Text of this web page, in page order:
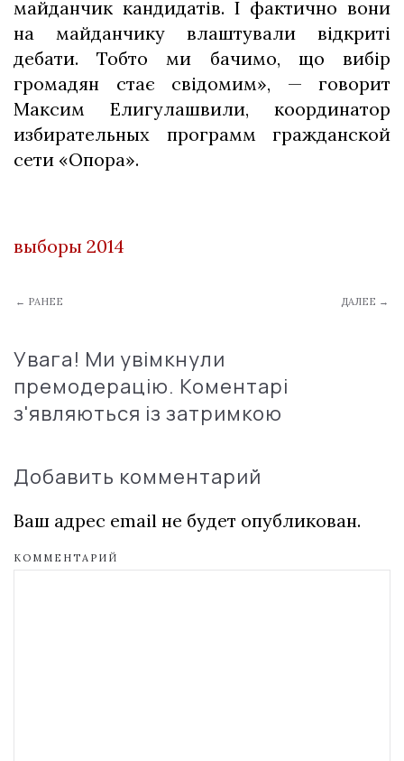
майданчик кандидатів. І фактично вони
на майданчику влаштували відкриті
дебати. Тобто ми бачимо, що вибір
громадян стає свідомим», — говорит
Максим Елигулашвили, координатор
избирательных программ гражданской
сети «Опора».
выборы 2014
← РАНЕЕ ДАЛЕЕ →
Увага! Ми увімкнули
премодерацію. Коментарі
з'являються із затримкою
Добавить комментарий
Ваш адрес email не будет опубликован.
КОММЕНТАРИЙ